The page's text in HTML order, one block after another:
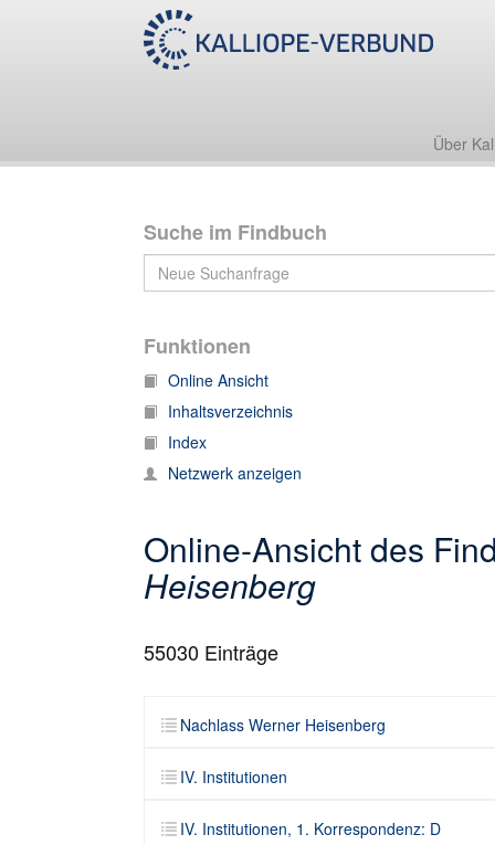
Über
Suche im Findbuch
Funktionen
Online Ansicht
Inhaltsverzeichnis
Index
Netzwerk anzeigen
Online-Ansicht des
Heisenberg
55030 Einträge
Nachlass Werner Heisenberg
IV. Institutionen
Nachlass Werner Heisenberg
IV. Institutionen
IV. Institutionen, 1. Korrespondenz: D